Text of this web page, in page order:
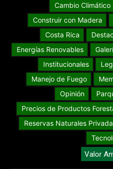
Cambio Climático
Construir con Madera
Costa Rica
Energías Renovables
Institucionales
Manejo de Fuego
Opinión
Precios de Productos
Reservas Naturales
Valor